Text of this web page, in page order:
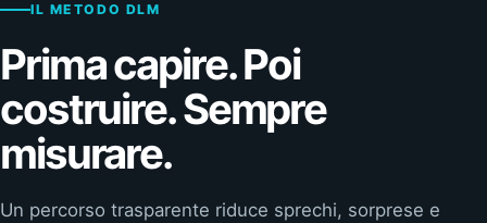
IL METODO DLM
Prima capire. Poi
costruire. Sempre
misurare.
Un percorso trasparente riduce sprechi, sorprese e